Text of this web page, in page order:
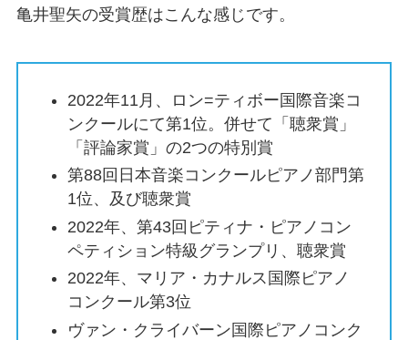
亀井聖矢の受賞歴はこんな感じです。
2022年11月、ロン=ティボー国際音楽コ
ンクールにて第1位。併せて「聴衆賞」
「評論家賞」の2つの特別賞
第88回日本音楽コンクールピアノ部門第
1位、及び聴衆賞
2022年、第43回ピティナ・ピアノコン
ペティション特級グランプリ、聴衆賞
2022年、マリア・カナルス国際ピアノ
コンクール第3位
ヴァン・クライバーン国際ピアノコンク